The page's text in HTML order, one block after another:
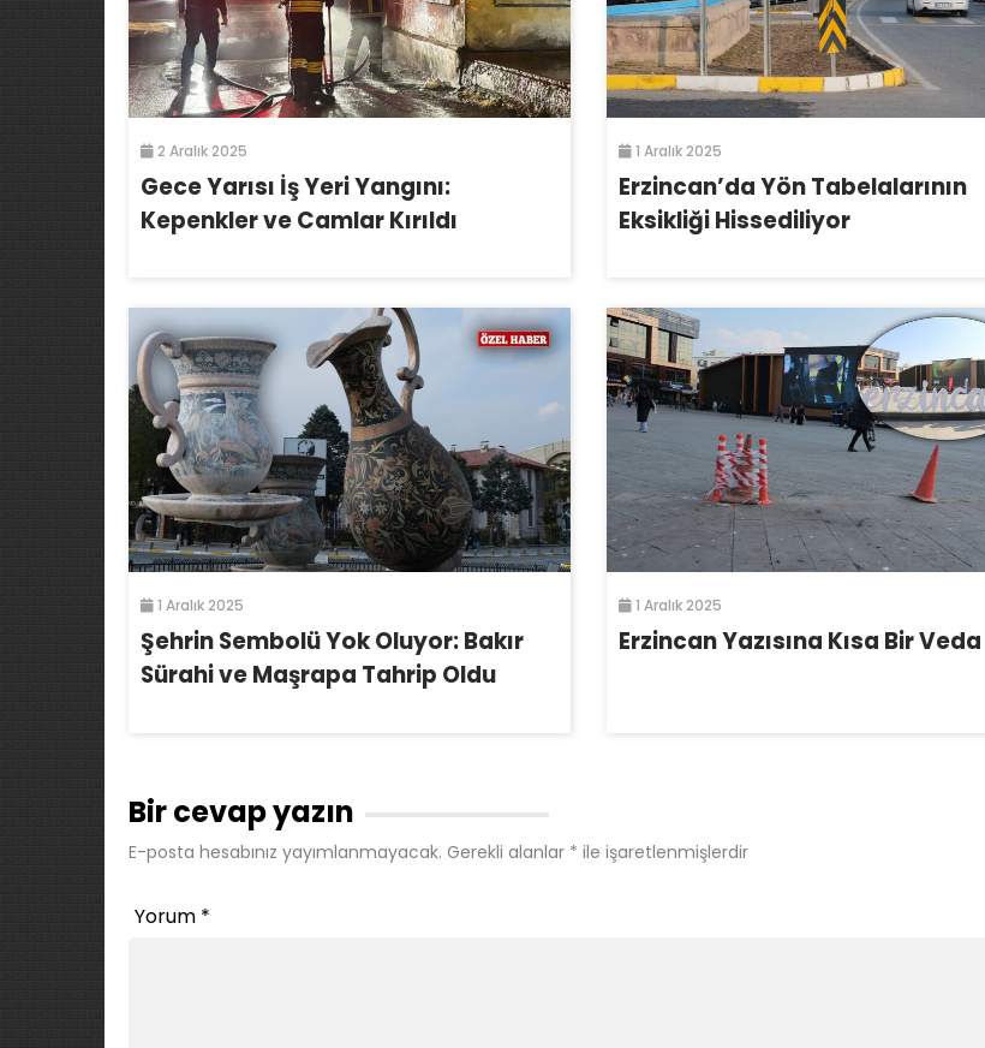
2 Aralık 2025
Gece Yarısı İş Yeri Yangını:
Kepenkler ve Camlar Kırıldı
1 Aralık 2025
Erzincan’da Yön Tabelalarının
Eksikliği Hissediliyor
1 Aralık 2025
Şehrin Sembolü Yok Oluyor: Bakır
Sürahi ve Maşrapa Tahrip Oldu
1 Aralık 2025
Erzincan Yazısına Kısa Bir Veda
Bir cevap yazın
E-posta hesabınız yayımlanmayacak. Gerekli alanlar * ile işaretlenmişlerdir
Yorum *